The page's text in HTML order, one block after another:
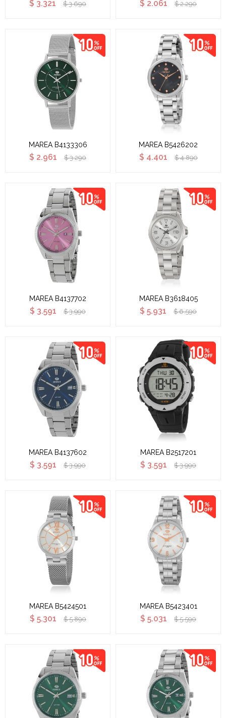
$ 3.321 $ 3.690 $ 2.061 $ 2.290
MAREA B4133306
$ 2.961 $ 3.290
MAREA B5426202
$ 4.401 $ 4.890
MAREA B4137702
$ 3.591 $ 3.990
MAREA B3618405
$ 5.931 $ 6.590
MAREA B4137602
$ 3.591 $ 3.990
MAREA B2517201
$ 3.591 $ 3.990
MAREA B5424501
$ 5.301 $ 5.890
MAREA B5423401
$ 5.031 $ 5.590